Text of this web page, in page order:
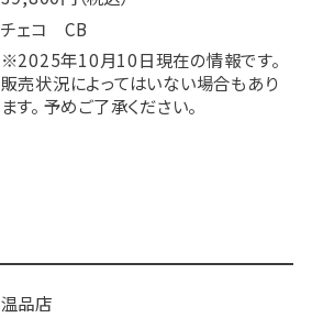
チェコ CB
※2025年10月10日現在の情報です。
販売状況によってはいない場合もあり
ます。 予めご了承ください。
温品店